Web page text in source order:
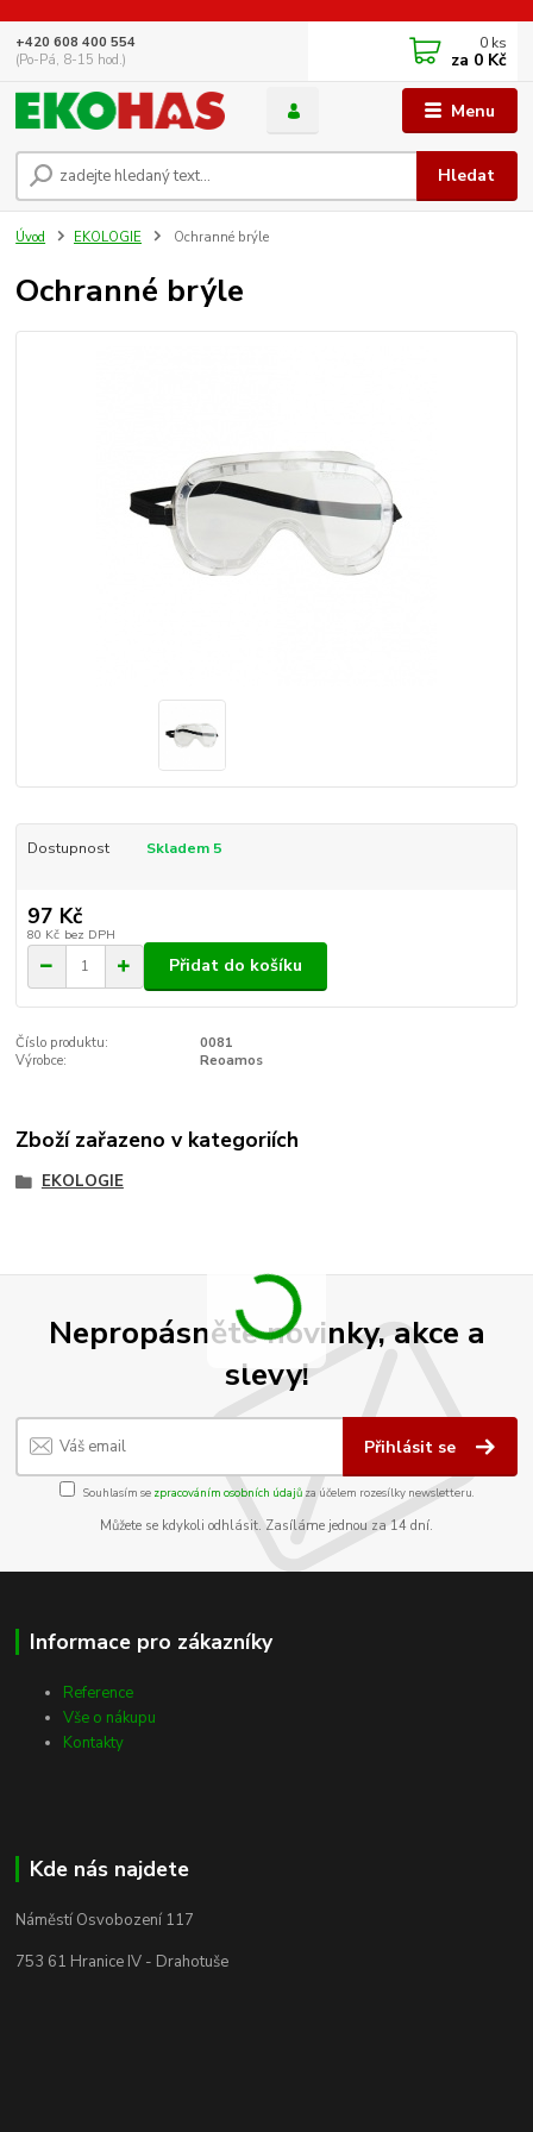
Menu
Hledat
+420 608 400 554
(Po-Pá, 8-15 hod.)
0 ks
za 0 Kč
Úvod EKOLOGIE Ochranné brýle
Ochranné brýle
Dostupnost Skladem 5
97 Kč
80 Kč bez DPH
Přidat do košíku
Číslo produktu:
0081
Výrobce:
Reoamos
Zboží zařazeno v kategoriích
EKOLOGIE
Nepropásněte novinky, akce a
slevy!
Přihlásit se
Souhlasím se zpracováním osobních údajůza účelem rozesílky newsletteru.
Můžete se kdykoli odhlásit. Zasíláme jednou za 14 dní.
Informace pro zákazníky
Reference
Vše o nákupu
Kontakty
Kde nás najdete
Náměstí Osvobození 117
753 61 Hranice IV - Drahotuše